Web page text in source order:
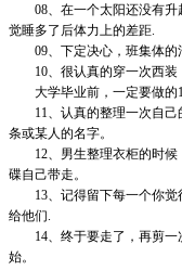
08、在一个太阳还没有升
觉睡多了后体力上的差距.
09、下定决心，班集体的
10、很认真的穿一次西装
大学毕业前，一定要做的
11、认真的整理一次自己
条或某人的名字。
12、男生整理衣柜的时候
碟自己带走。
13、记得留下每一个你觉
给他们.
14、终于要走了，再剪一
始。